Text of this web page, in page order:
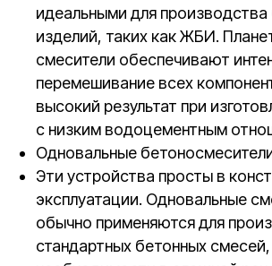
идеальными для
изделий, таких как ЖБИ.
смесители обеспечивают
перемешивание всех
высокий результат при
с низким водоцементным
Одновальные
Эти устройства просты в
эксплуатации. Одновальные
обычно применяются для
стандартных бетонных смесей,